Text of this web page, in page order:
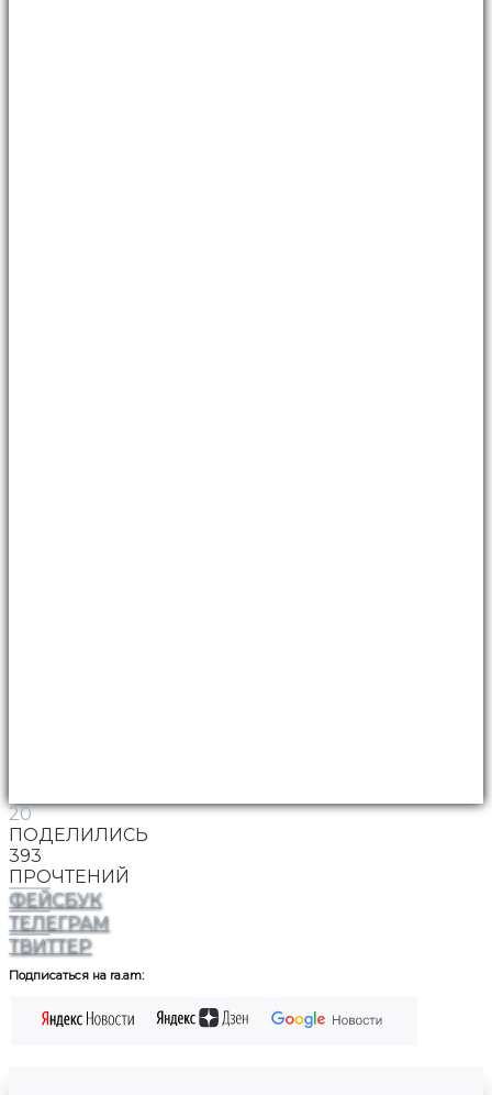
20
ПОДЕЛИЛИСЬ
393
ПРОЧТЕНИЙ
ФЕЙСБУК
ТЕЛЕГРАМ
ТВИТТЕР
Подписаться на ra.am: